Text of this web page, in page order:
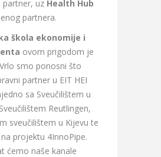
partner, uz Health Hub
partnera.
škola ekonomije i
ovom prigodom je
smo ponosni što
partner u EIT HEI
sa Sveučilištem u
Reutlingen,
sveučilištem u Kijevu te
projektu 4InnoPipe.
ćemo naše kanale